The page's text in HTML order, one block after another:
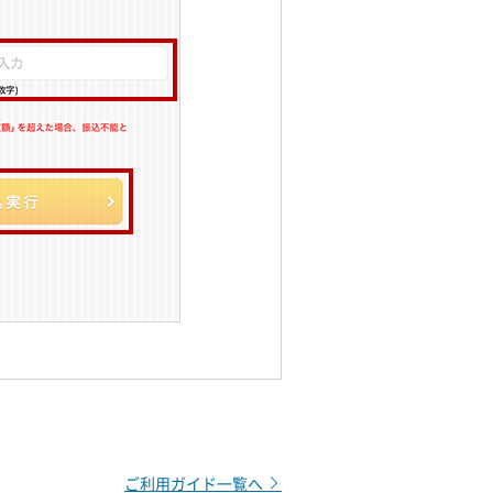
ご利用ガイド一覧へ